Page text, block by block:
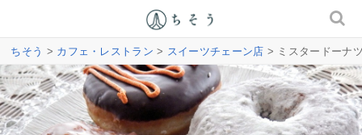
ちそう > カフェ・レストラン > スイーツチェーン店 > ミスタードーナ